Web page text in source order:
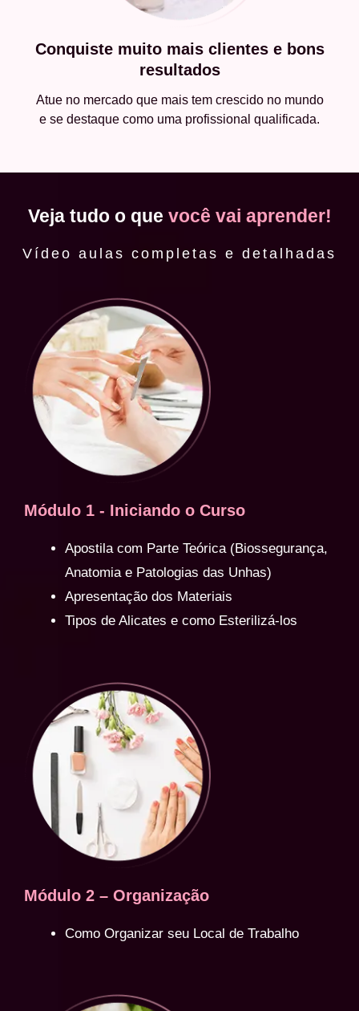
Conquiste muito mais clientes e bons
resultados
Atue no mercado que mais tem crescido no mundo
e se destaque como uma profissional qualificada.
Veja tudo o que você vai aprender!
Vídeo aulas completas e detalhadas
Módulo 1 - Iniciando o Curso
Apostila com Parte Teórica (Biossegurança,
Anatomia e Patologias das Unhas)
Apresentação dos Materiais
Tipos de Alicates e como Esterilizá-los
Módulo 2 – Organização
Como Organizar seu Local de Trabalho